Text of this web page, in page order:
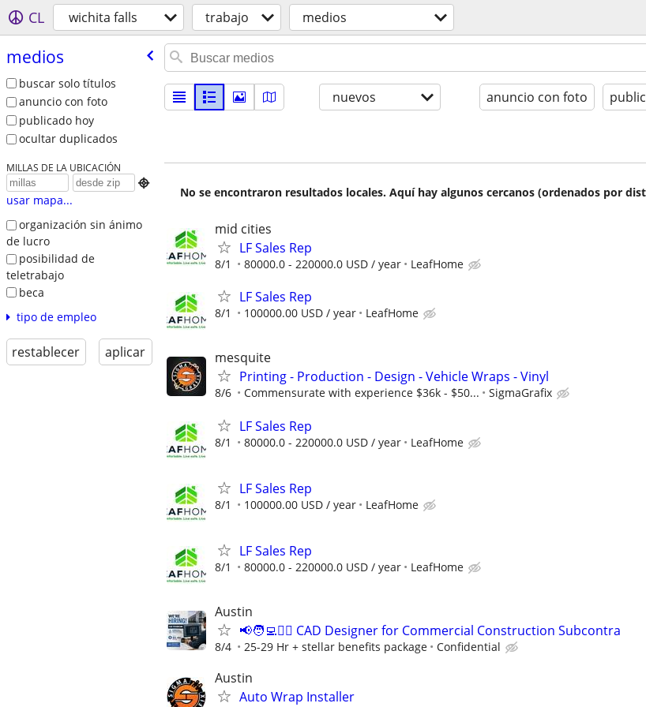
CL wichita falls trabajo medios
medios
buscar solo títulos
anuncio con foto
publicado hoy
ocultar duplicados
MILLAS DE LA UBICACIÓN

usar mapa...
organización sin ánimo
de lucro
posibilidad de
teletrabajo
beca
tipo de empleo
restablecer aplicar
nuevos anuncio con foto
No se encontraron resultados locales. Aquí hay algunos cercanos (ordenados por
mid cities
LF Sales Rep
8/1 80000.0 - 220000.0 USD / year LeafHome
LF Sales Rep
8/1 100000.00 USD / year LeafHome
mesquite
Printing - Production - Design - Vehicle Wraps - Vinyl
8/6 Commensurate with experience $36k - $50... SigmaGrafix
LF Sales Rep
8/1 80000.0 - 220000.0 USD / year LeafHome
LF Sales Rep
8/1 100000.00 USD / year LeafHome
LF Sales Rep
8/1 80000.0 - 220000.0 USD / year LeafHome
Austin
📢🧑‍💻👷‍♂️ CAD Designer for Commercial Construction Subcontra
8/4 25-29 Hr + stellar benefits package Confidential
Austin
Auto Wrap Installer